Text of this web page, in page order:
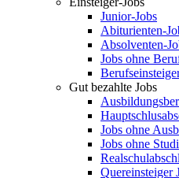
Junior-Jobs
Abiturienten-
Absolventen-
Jobs ohne
Gut bezahlte Jobs
Jobs ohne
Jobs ohne
Quereinsteiger